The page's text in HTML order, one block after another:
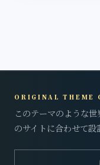
ORIGINAL THEME
このテーマのような
のサイトに合わせて設